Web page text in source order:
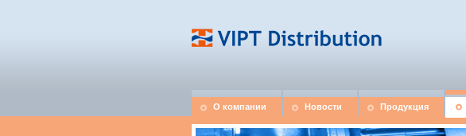
О компании Новости Продукция